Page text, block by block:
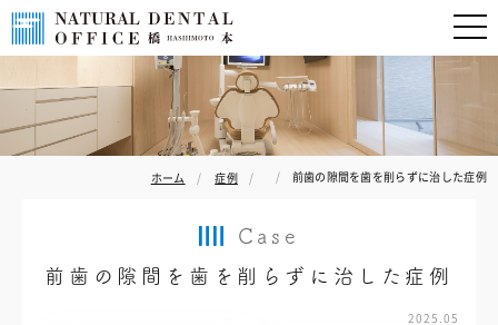
ホーム 症例 前歯の隙間を歯を削らずに治した症例
Case
前歯の隙間を歯を削らずに治した症例
2025.05